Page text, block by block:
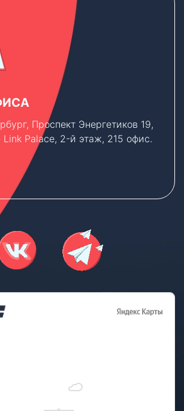
Проспект Энергетиков 19,
Link Palace, 2-й этаж, 215 офис.